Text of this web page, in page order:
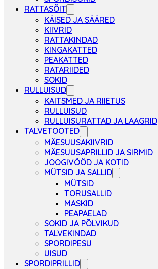
RATTASÕIT
KÄISED JA SÄÄRED
KIIVRID
RATTAKINDAD
KINGAKATTED
PEAKATTED
RATARIIDED
SOKID
RULLUISUD
KAITSMED JA RIIETUS
RULLUISUD
RULLUISURATTAD JA LAAGRID
TALVETOOTED
MÄESUUSAKIIVRID
MÄESUUSAPRILLID JA SIRMID
JOOGIVÖÖD JA KOTID
MÜTSID JA SALLID
MÜTSID
TORUSALLID
MASKID
PEAPAELAD
SOKID JA PÕLVIKUD
TALVEKINDAD
SPORDIPESU
UISUD
SPORDIPRILLID